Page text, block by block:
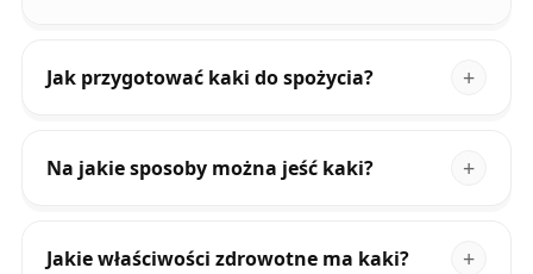
Jak przygotować kaki do spożycia?
Na jakie sposoby można jeść kaki?
Jakie właściwości zdrowotne ma kaki?